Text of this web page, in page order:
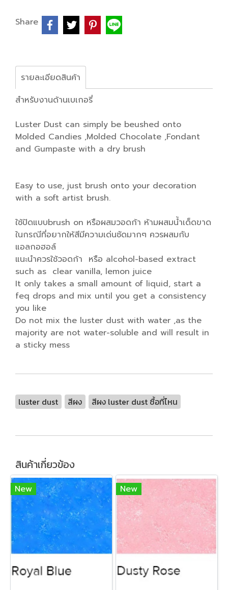
Share
รายละเอียดสินค้า
สำหรับงานด้านเบเกอรี่
Luster Dust can simply be beushed onto
Molded Candies ,Molded Chocolate ,Fondant
and Gumpaste with a dry brush
Easy to use, just brush onto your decoration
with a soft artist brush.
ใช้ปัดแบบbrush on หรือผสมวอดก้า ห้ามผสมน้ำเด็ดขาด
ในกรณีที่อยากให้สีมีความเด่นชัดมากๆ ควรผสมกับ
แอลกอฮอล์
แนะนำควรใช้วอดก้า หรือ alcohol-based extract
such as clear vanilla, lemon juice
It only takes a small amount of liquid, start a
feq drops and mix until you get a consistency
you like
Do not mix the luster dust with water ,as the
majority are not water-soluble and will result in
a sticky mess
luster dust สีผง สีผง luster dust ซื้อที่ไหน
สินค้าเกี่ยวข้อง
New New